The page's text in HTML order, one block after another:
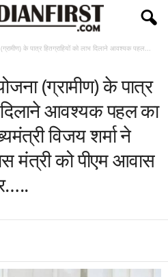
के पात्र हितग्राहियों को लाभ दिलाने आवश्यक पहल...
(ग्रामीण) के पात्र
दिलाने आवश्यक पहल का
विजय शर्मा ने
मंत्री को पीएम आवास